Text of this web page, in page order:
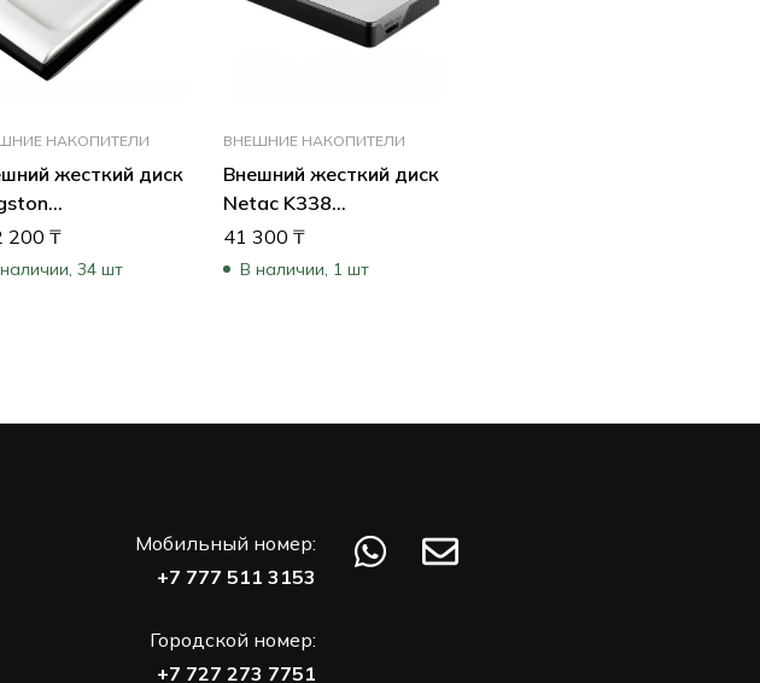
НАКОПИТЕЛИ
жесткий диск
4000G (4 ТБ)
200 ₸
34 шт
ВНЕШНИЕ НАКОПИТЕЛИ
Внешний жесткий диск
Netac K338
NT05K338N-002T-
30SL (2 ТБ)
41 300₸
В наличии, 1 шт
Мобильный номер:
+7 777 511 3153
Городской номер:
+7 727 273 7751